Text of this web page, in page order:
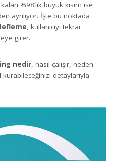
%98’lik büyük kısım ise
ayrılıyor. İşte bu noktada
, kullanıcıyı tekrar
girer.
nedir , nasıl çalışır, neden
detaylarıyla